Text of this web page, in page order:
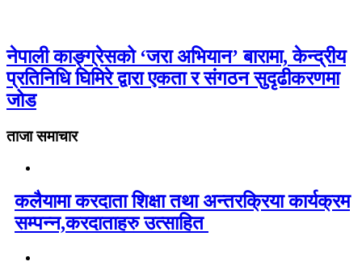
नेपाली काङ्ग्रेसको ‘जरा अभियान’ बारामा, केन्द्रीय
प्रतिनिधि घिमिरे द्वारा एकता र संगठन सुदृढीकरणमा
जोड
ताजा समाचार
कलैयामा करदाता शिक्षा तथा अन्तरक्रिया कार्यक्रम
सम्पन्न,करदाताहरु उत्साहित